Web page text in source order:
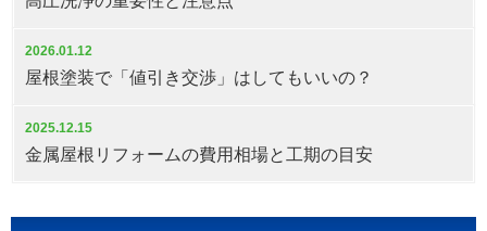
2026.01.12
屋根塗装で「値引き交渉」はしてもいいの？
2025.12.15
金属屋根リフォームの費用相場と工期の目安